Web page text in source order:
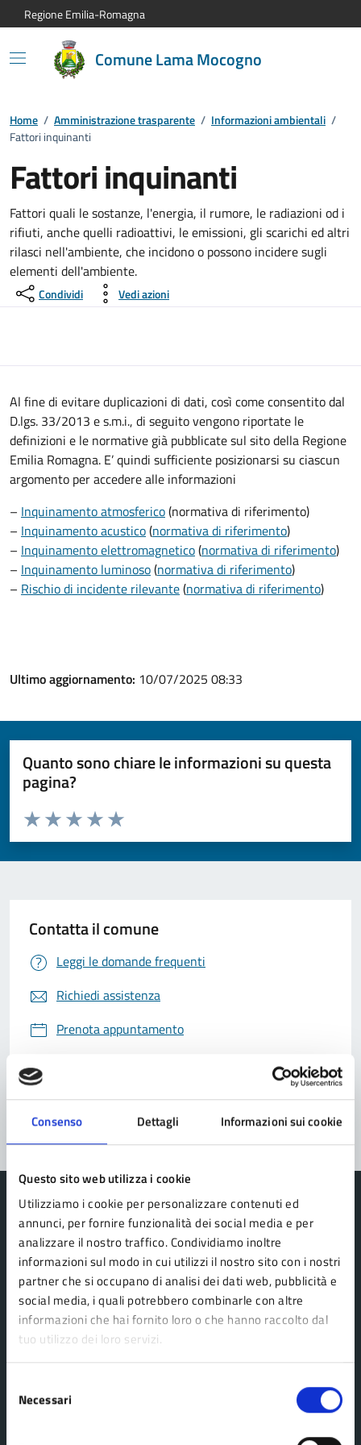
Consenso Dettagli Informazioni sui cookie
Questo sito web utilizza i cookie
Utilizziamo i cookie per personalizzare contenuti ed
annunci, per fornire funzionalità dei social media e per
analizzare il nostro traffico. Condividiamo inoltre
informazioni sul modo in cui utilizzi il nostro sito con i nostri
partner che si occupano di analisi dei dati web, pubblicità e
social media, i quali potrebbero combinarle con altre
informazioni che hai fornito loro o che hanno raccolto dal
tuo utilizzo dei loro servizi.
delNecessari
Vai al contenuto principale
Vai alla navigazione del sito
Vai al piede di pagina
Regione Emilia-Romagna
Comune Lama Mocogno
Home / Amministrazione trasparente / Informazioni ambientali /
Fattori inquinanti
Fattori inquinanti
Fattori quali le sostanze, l'energia, il rumore, le radiazioni od i
rifiuti, anche quelli radioattivi, le emissioni, gli scarichi ed altri
rilasci nell'ambiente, che incidono o possono incidere sugli
elementi dell'ambiente.
Condividi Vedi azioni
Al fine di evitare duplicazioni di dati, così come consentito dal
D.lgs. 33/2013 e s.m.i., di seguito vengono riportate le
definizioni e le normative già pubblicate sul sito della Regione
Emilia Romagna. E’ quindi sufficiente posizionarsi su ciascun
argomento per accedere alle informazioni
– Inquinamento atmosferico(normativa di riferimento)
– Inquinamento acustico(normativa di riferimento)
– Inquinamento elettromagnetico(normativa di riferimento)
– Inquinamento luminoso(normativa di riferimento)
– Rischio di incidente rilevante(normativa di riferimento)
Ultimo aggiornamento: 10/07/2025 08:33
Quanto sono chiare le informazioni su questa
pagina?
Valuta da 1 a 5 stelle la pagina
Valuta 5 stelle su 5
Valuta 4 stelle su 5
Valuta 3 stelle su 5
Valuta 2 stelle su 5
Valuta 1 stelle su 5
Contatta il comune
Leggi le domande frequenti
Richiedi assistenza
Prenota appuntamento
Problemi in città
Segnala disservizio
Comune Lama Mocogno
AMMINISTRAZIONE
Organi di governo
Aree amministrative
Uffici